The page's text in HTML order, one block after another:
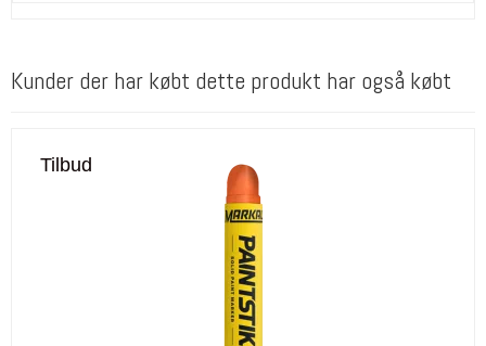
Kunder der har købt dette produkt har også købt
Tilbud